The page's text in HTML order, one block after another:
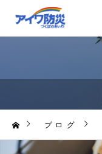
ブログ